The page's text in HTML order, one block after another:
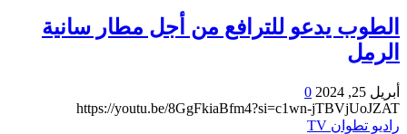
الطوب يدعو للترافع من أجل مطار سانية
الرمل
أبريل 25, 2024
0
https://youtu.be/8GgFkiaBfm4?si=c1wn-jTBVjUoJZAT
راديو تطوان TV